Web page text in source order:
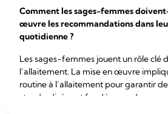
Comment les sages-femmes
œuvre les recommandations dans
quotidienne ?
Les sages-femmes jouent un rôle clé
l’allaitement. La mise en œuvre
routine à l’allaitement pour garantir
standardisées et fondées sur des